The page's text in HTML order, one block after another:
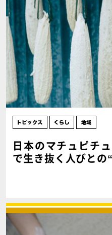
日本のマチュピチ
で生き抜く人びとの